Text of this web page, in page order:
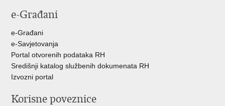
e-Građani
e-Građani
e-Savjetovanja
Portal otvorenih podataka RH
Središnji katalog službenih dokumenata RH
Izvozni portal
Korisne poveznice